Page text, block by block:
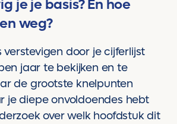
je je basis? En hoe
weg?
verstevigen door je cijferlijst
jaar te bekijken en te
de grootste knelpunten
je diepe onvoldoendes hebt
over welk hoofdstuk dit